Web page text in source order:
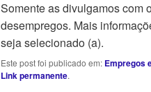
Somente as divulgamos com
desempregos. Mais
seja selecionado (a).
Este post foi publicado em: Empregos
Link permanente.